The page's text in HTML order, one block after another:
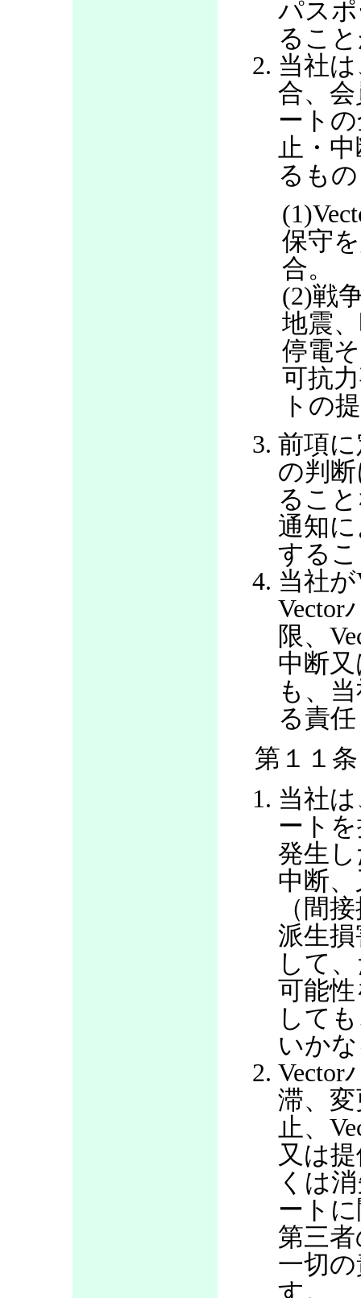
パス
るこ
当社
合、
ート
止・
るも
保守
合。
(2)戦
地震
停電
可抗
トの
前項
の判
るこ
通知
する
当社
Vector
限、
中断
も、
る責
第１１
当社
ート
発生
中断
（間
派生
して
可能
して
いか
Vector
滞、
止、
又は
くは
ート
第三
一切
す。